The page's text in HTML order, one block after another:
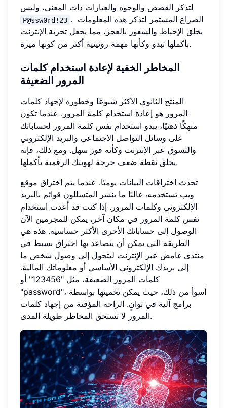
لتذكر القصص والوجوه والعبارات ذات المعنى، وليس
P@ssw0rd!23 . الصراع المستمر لتذكر هذه المعلومات
يخلق الإحباط والشعور بالعجز، مما يجعل تجربة الإنترنت
بأكملها تبدو وكأنها مهمة روتينية أكثر من كونها ميزة.
المخاطر الخفية لإعادة استخدام كلمات
المرور الضعيفة
المنتج الثانوي الأكثر شيوعًا وخطورة لإجهاد كلمات
المرور هو إعادة استخدام كلمة المرور. عندما تكون
منهكًا ذهنيًا، يبدو استخدام نفس كلمة المرور لحساباتك
على وسائل التواصل الاجتماعي والبريد الإلكتروني
والتسوق عبر الإنترنت وكأنه فوز سهل. ومع ذلك، فإنه
يخلق نقطة ضعف حرجة لهويتك الرقمية بأكملها.
تحدث اختراقات البيانات يوميًا. عندما يتم اختراق موقع
ويب تستخدمه، غالبًا ما ينشر المتسللون قوائم بالبريد
الإلكتروني وكلمات المرور. إذا كنت قد أعدت استخدام
نفس كلمة المرور في مكان آخر، يمكن للمجرمين الآن
الوصول إلى حساباتك الأخرى الأكثر حساسية. هذه هي
الطريقة التي يمكن أن يتصاعد بها اختراق بسيط في
منتدى غامض عبر الإنترنت ليتحول إلى وصول شخص ما
إلى بريدك الإلكتروني الأساسي أو معلوماتك المالية.
كلمات المرور الضعيفة، مثل "123456" أو
"password"، أسوأ من ذلك، حيث يمكن تخمينها بواسطة
برامج آلية في ثوانٍ. الراحة المؤقتة من إجهاد كلمات
المرور لا تستحق المخاطر طويلة المدى.